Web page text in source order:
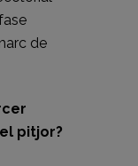
de
pitjor?